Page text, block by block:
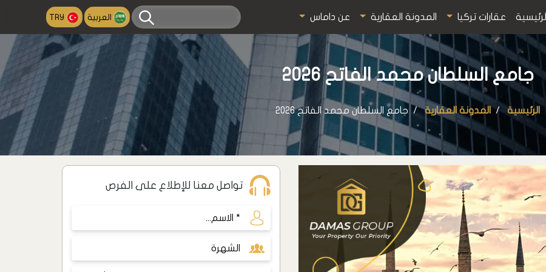
الرئيسية عقارات تركيا المدونة العقارية عن داماس العربية TRY
جامع السلطان محمد الفاتح 2026
الرئيسية المدونة العقارية جامع السلطان محمد الفاتح 2026
تواصل معنا للإطلاع على الفرص